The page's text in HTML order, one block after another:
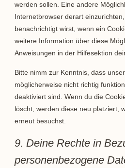
werden sollen. Eine andere
Internetbrowser derart
benachrichtigt wirst, wenn ein
weitere Information über diese
Anweisungen in der Hilfesektion
Bitte nimm zur Kenntnis, dass
möglicherweise nicht richtig
deaktiviert sind. Wenn du die
löscht, werden diese neu platziert,
erneut besuchst.
9. Deine Rechte in
personenbezogene